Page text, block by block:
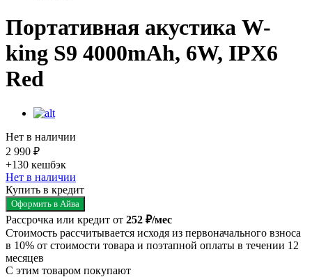
Портативная акустика W-
king S9 4000mAh, 6W, IPX6
Red
Нет в наличии
2 990 ₽
+130 кешбэк
Нет в наличии
Купить в кредит
Оформить в Айва
Рассрочка или кредит от 252 ₽/мес
Стоимость рассчитывается исходя из первоначального взноса
в 10% от стоимости товара и поэтапной оплаты в течении 12
месяцев
С этим товаром покупают